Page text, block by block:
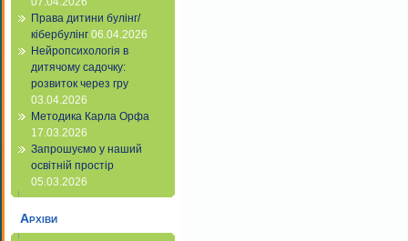
Права дитини булінг/
кібербулінг 06.04.2026
Нейропсихологія в
дитячому садочку:
розвиток через гру
03.04.2026
Методика Карла Орфа
17.03.2026
Запрошуємо у наший
освітній простір
05.03.2026
Архіви